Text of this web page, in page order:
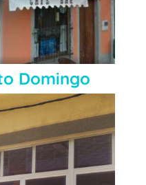
Domingo